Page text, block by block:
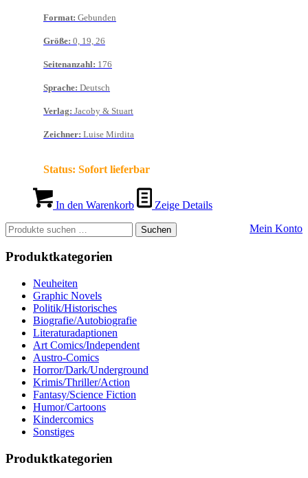
Format: Gebunden
Größe: 0, 19, 26
Seitenanzahl: 176
Sprache: Deutsch
Verlag: Jacoby & Stuart
Zeichner: Luise Mirdita
Status: Sofort lieferbar
In den Warenkorb
Zeige Details
Mein Konto
Suchen
nach:
Suchen
Produktkategorien
Neuheiten
Graphic Novels
Politik/Historisches
Biografie/Autobiografie
Literaturadaptionen
Art Comics/Independent
Austro-Comics
Horror/Dark/Underground
Krimis/Thriller/Action
Fantasy/Science Fiction
Humor/Cartoons
Kindercomics
Sonstiges
Produktkategorien